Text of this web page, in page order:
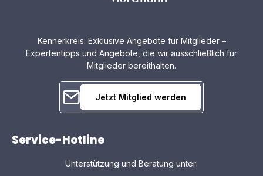
Kennerkreis: Exklusive Angebote für Mitglieder –
Expertentipps und Angebote, die wir ausschließlich für
Mitglieder bereithalten.
Jetzt Mitglied werden
Service-Hotline
Unterstützung und Beratung unter: